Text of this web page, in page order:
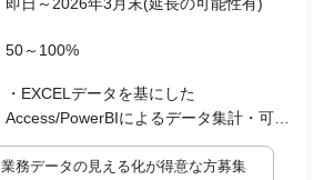
即日～2026年3月末(延長の可能性有)
50～100%
・EXCELデータを基にした
Access/PowerBIによるデータ集計・可視
化のダッシュボード作成
・最適なDB構成の検討及び提案型での
業務データの見える化が得意な方募集